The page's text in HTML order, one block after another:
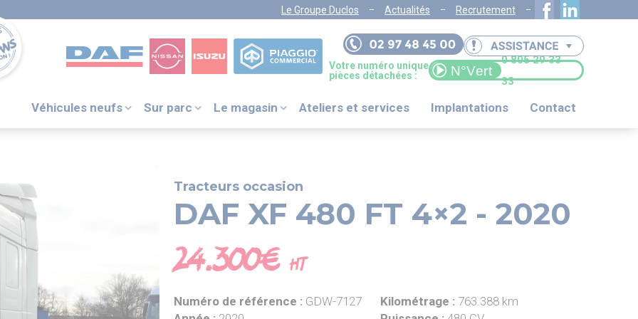
Le Groupe Duclos Actualités Recrutement
Votre numéro unique
pièces détachées :
0 805 29 33
33
Véhicules neufs Sur parc Le magasin Ateliers et services Implantations Contact
Tracteurs occasion
DAF XF 480 FT 4×2 - 2020
24.300€ HT
Numéro de référence : GDW-7127 Kilométrage : 763.388 km
VOTRE NUMÉRO UNIQUE
PIÈCES DÉTACHÉES :
+31 (0) 40 214 3000
NISSAN ASSISTANCE
0805 11 22 33
ISUZU ASSISTANCE
+33 (0) 1 41 85 83 79